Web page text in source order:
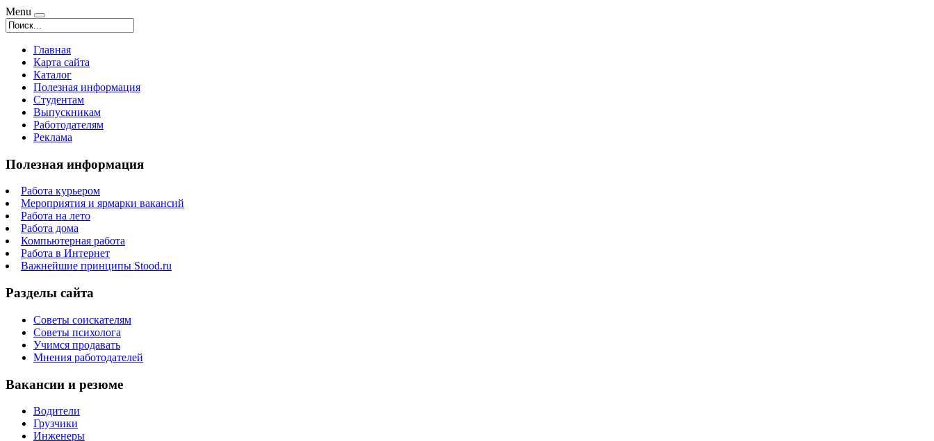
Menu
Главная
Карта сайта
Каталог
Полезная информация
Студентам
Выпускникам
Работодателям
Реклама
Полезная информация
Работа курьером
Мероприятия и ярмарки вакансий
Работа на лето
Работа дома
Компьютерная работа
Работа в Интернет
Важнейшие принципы Stood.ru
Разделы сайта
Советы соискателям
Советы психолога
Учимся продавать
Мнения работодателей
Вакансии и резюме
Водители
Грузчики
Инженеры